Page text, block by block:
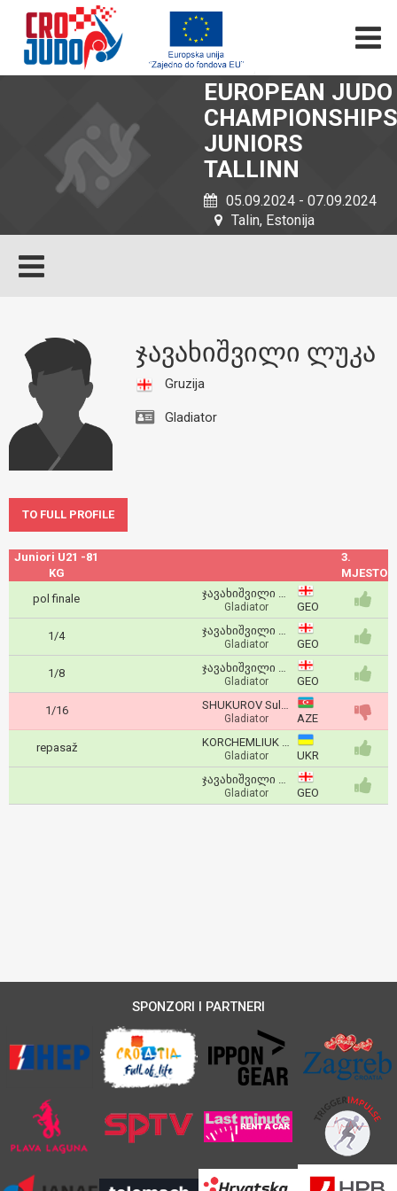
EUROPEAN JUDO
CHAMPIONSHIPS
JUNIORS
TALLINN
05.09.2024 - 07.09.2024
Talin, Estonija
ᲯᲐᲕᲐᲮᲘᲨᲕᲘᲚᲘ ᲚᲣᲙᲐ
Gruzija
Gladiator
TO FULL PROFILE
Juniori U21 -81
KG
3.
MJESTO
pol finale
ჯავახიშვილი ლუკა
Gladiator GEO
1/4 ჯავახიშვილი ლუკა
Gladiator GEO
1/8 ჯავახიშვილი ლუკა
Gladiator GEO
1/16 SHUKUROV Suleyman
Gladiator AZE
repasaž KORCHEMLIUK Stanislav
Gladiator
UKR
ჯავახიშვილი ლუკა
Gladiator GEO
SPONZORI I PARTNERI